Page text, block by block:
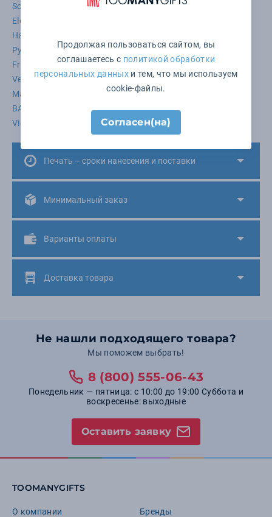
Sol's Molti STAN Teplo Roly
Elevate
Happy Gifts Extra
Русские в моде
Stormtech НАСВЯЗИ©
James Harvest
Fruit of the Loom
Newonce KLONDIKE 1896
B&C
Very Marque
Hard Work Thermalli
STANCOLOR
Matteo Tantini
Bizbolka Clique Open
BASE&CAPS
Cacharel Indivo Принтэссенция
Victorinox
Печать – сроки нанесения и поставки
Минимальный заказ
Варианты оплаты
Доставка товара
Не нашли подходящего товара?
Мы поможем выбрать!
8 (800) 555-06-43
Понедельник — пятница: с 10:00 до 19:00 Суббота и
воскресенье: выходные
Оставить заявку
TOOMANYGIFTS
О компании
Бренды
Продолжая пользоваться сайтом, вы
соглашаетесь с политикой обработки
персональных данныхи тем, что мы используем
cookie-файлы.
Согласен(на)